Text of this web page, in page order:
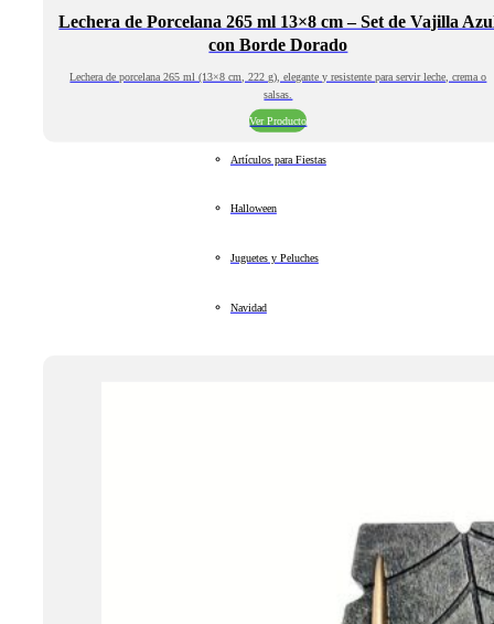
Lechera de Porcelana 265 ml 13×8 cm – Set de Vajilla
con Borde Dorado
Lechera de porcelana 265 ml (13×8 cm, 222 g), elegante y resistente para servir leche, crema o
salsas.
Ver Producto
Artículos para Fiestas
Halloween
Juguetes y Peluches
Navidad